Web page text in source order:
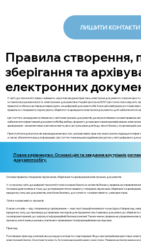
ЛИШИТИ КОНТАКТИ
Правила створення,
зберігання та
електронних
У світі, де технології стрімко змінюють наші повсякденні практики, електронні документи стали не
останні кілька років кількість електронних документів в Україні зросла на 50%? Ця статистика свідчить
приватні особи все активніше переходять на цифровий документообіг. Але в цій новій реальності
правильно створювати, підписувати, зберігати та архівувати електронні документи, щоб забезпечити їх
Ця стаття є своєрідним путівником у світі електронних документів, де ми розглянемо основні правила,
забезпечити ефективний документообіг. Від вибору формату до використання кваліфікованих
архівування – ми висвітлимо ключові аспекти, які є актуальними для будь-якого бізнесу чи організації в
Приготуйтеся дізнатися, як впровадження простих, але важливих практик може значно підвищити
а також убезпечити вашу інформацію. Ця стаття стане вашим надійним ресурсом у світі цифрового
Повне керівництво: Основні цілі та завдання внутрішніх
документообігу.
Основні правила створення, підписання, зберігання та архівування електронних документів
У сучасному світі, де цифрові технології стали основою багатьох аспектів бізнесу, правильне
Основна ідея полягає в тому, що дотримання чітких правил у створенні, підписанні, зберіганні та
юридичну силу цих документів, але й їхню безпеку, доступність та ефективність у використанні.
Логіка та важливість процесів
Кожен з етапів — від створення до архівування — має свої специфічні вимоги та наслідки. Наприклад,
юридичну силу, що призведе до правових наслідків для підприємства. І навпаки, документ, що
скомпрометований, що загрожує інформаційній безпеці компанії. Таким чином, правильне управління
процеси, але й знижує ризики, пов'язані з правовими та інформаційними наслідками.
Приклад
Розглянемо приклад компанії, яка укладає контракти з партнерами. Якщо ця компанія використовує
електронний підпис, її контракти можуть бути визнані недійсними у разі спору. Правильне підписання